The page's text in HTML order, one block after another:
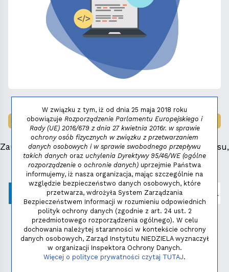
LAUREAT NAGRODY:MAŁY FENIKS 2025
Zauważyłeś błąd, masz propozycje dotyczące serwisu,
napisz:niezbednik@niedziela.pl
Polityka prywatności
Copyright © 2026 - Instytut NIEDZIELA
W związku z tym, iż od dnia 25 maja 2018 roku
obowiązuje Rozporządzenie Parlamentu Europejskiego i
Rady (UE) 2016/679 z dnia 27 kwietnia 2016r. w sprawie
ochrony osób fizycznych w związku z przetwarzaniem
danych osobowych i w sprawie swobodnego przepływu
takich danych oraz uchylenia Dyrektywy 95/46/WE (ogólne
rozporządzenie o ochronie danych) uprzejmie Państwa
informujemy, iż nasza organizacja, mając szczególnie na
względzie bezpieczeństwo danych osobowych, które
przetwarza, wdrożyła System Zarządzania
Bezpieczeństwem Informacji w rozumieniu odpowiednich
polityk ochrony danych (zgodnie z art. 24 ust. 2
przedmiotowego rozporządzenia ogólnego). W celu
dochowania należytej staranności w kontekście ochrony
danych osobowych, Zarząd Instytutu NIEDZIELA wyznaczył
w organizacji Inspektora Ochrony Danych.
Więcej o polityce prywatności czytaj TUTAJ.